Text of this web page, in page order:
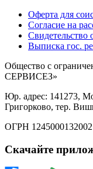
Оферта для
Согласие на
Выписка гос.
Общество с
СЕРВИСЕЗ»
Юр. адрес: 141273,
Григорково, тер.
ОГРН 1245000132002
Скачайте